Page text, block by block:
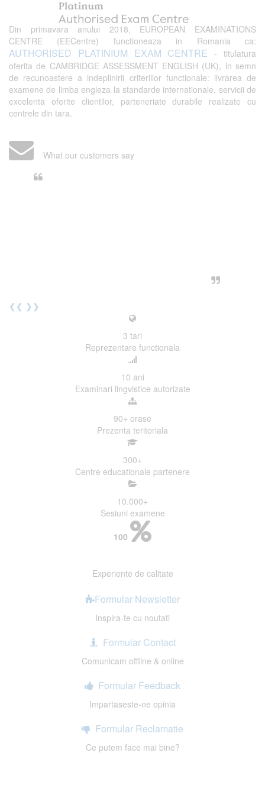
Din primavara anului 2018, EUROPEAN EXAMINATIONS
CENTRE (EECentre) functioneaza in Romania ca:
AUTHORISED PLATINIUM EXAM CENTRE - titulatura
oferita de CAMBRIDGE ASSESSMENT ENGLISH (UK), in semn
de recunoastere a indeplinirii criteriilor functionale: livrarea de
examene de limba engleza la standarde internationale, servicii de
excelenta oferite clientilor, parteneriate durabile realizate cu
centrele din tara.
What our customers say
❮❮ ❯❯
3 tari
Reprezentare functionala
10 ani
Examinari lingvistice autorizate
90+ orase
Prezenta teritoriala
300+
Centre educationale partenere
10.000+
Sesiuni examene
100
Experiente de calitate
Formular Newsletter
Inspira-te cu noutati
Formular Contact
Comunicam offline & online
Formular Feedback
Impartaseste-ne opinia
Formular Reclamatie
Ce putem face mai bine?